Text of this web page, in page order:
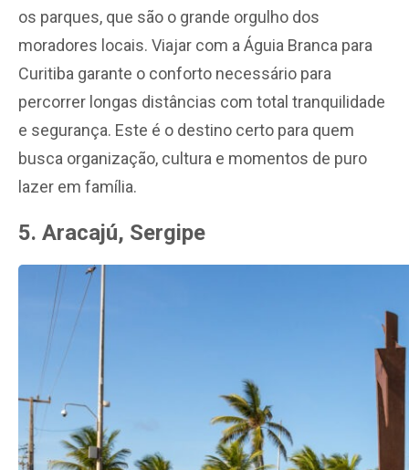
os parques, que são o grande orgulho dos
moradores locais. Viajar com a Águia Branca para
Curitiba garante o conforto necessário para
percorrer longas distâncias com total tranquilidade
e segurança. Este é o destino certo para quem
busca organização, cultura e momentos de puro
lazer em família.
5. Aracajú, Sergipe